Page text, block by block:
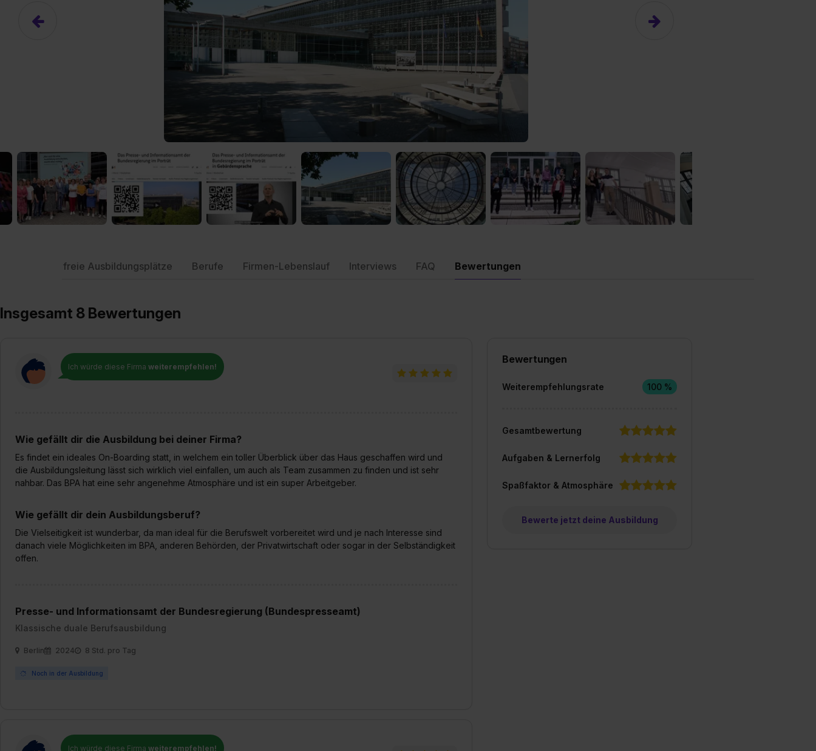
freie Ausbildungsplätze Berufe Firmen-Lebenslauf Interviews FAQ Bewertungen
Insgesamt 8 Bewertungen
Ich würde diese Firma weiterempfehlen!
Wie gefällt dir die Ausbildung bei deiner Firma?
Es findet ein ideales On-Boarding statt, in welchem ein toller Überblick über das Haus geschaffen wird und
die Ausbildungsleitung lässt sich wirklich viel einfallen, um auch als Team zusammen zu finden und ist sehr
nahbar. Das BPA hat eine sehr angenehme Atmosphäre und ist ein super Arbeitgeber.
Wie gefällt dir dein Ausbildungsberuf?
Die Vielseitigkeit ist wunderbar, da man ideal für die Berufswelt vorbereitet wird und je nach Interesse sind
danach viele Möglichkeiten im BPA, anderen Behörden, der Privatwirtschaft oder sogar in der Selbständigkeit
offen.
Presse- und Informationsamt der Bundesregierung (Bundespresseamt)
Klassische duale Berufsausbildung
Berlin 2024 8 Std. pro Tag
Noch in der Ausbildung
Ich würde diese Firma weiterempfehlen!
Bewertungen
Weiterempfehlungsrate 100 %
Gesamtbewertung
Aufgaben & Lernerfolg
Spaßfaktor & Atmosphäre
Bewerte jetzt deine Ausbildung